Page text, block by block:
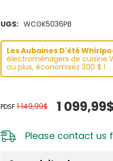
UGS: WCGK5036PB
Les Aubaines D'été
électroménagers de cuisine
ou plus, économisez 300 $ !
PDSF 1 149,99$ 1
Please contact us